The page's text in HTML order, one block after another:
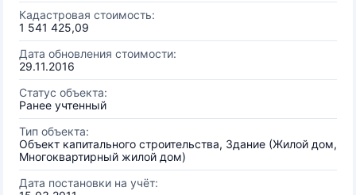
Кадастровая стоимость:
1 541 425,09
Дата обновления стоимости:
29.11.2016
Статус объекта:
Ранее учтенный
Тип объекта:
Объект капитального строительства, Здание (Жилой дом,
Многоквартирный жилой дом)
Дата постановки на учёт: